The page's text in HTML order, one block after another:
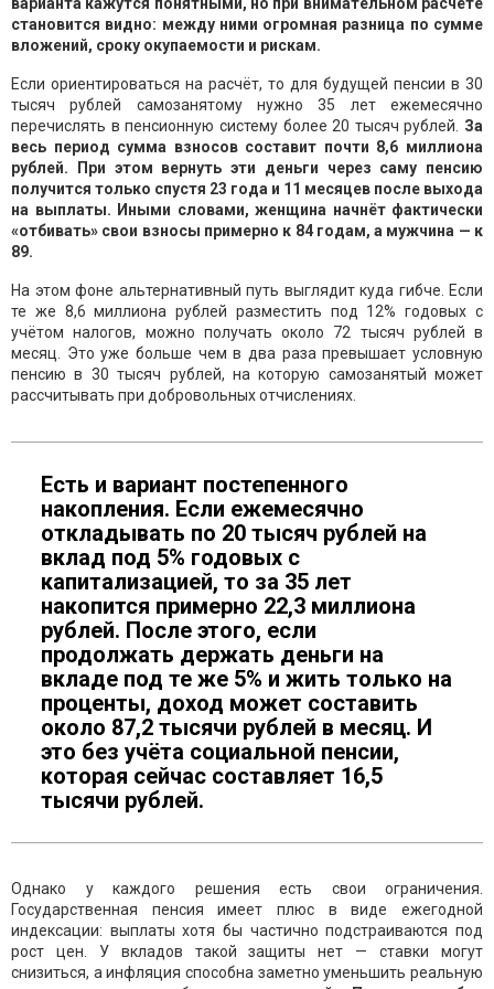
становится видно: между ними огромная разница по сумме
вложений, сроку окупаемости и рискам.
Если ориентироваться на расчёт, то для будущей пенсии в 30
тысяч рублей самозанятому нужно 35 лет ежемесячно
перечислять в пенсионную систему более 20 тысяч рублей. За
весь период сумма взносов составит почти 8,6 миллиона
рублей. При этом вернуть эти деньги через саму пенсию
получится только спустя 23 года и 11 месяцев после выхода
на выплаты. Иными словами, женщина начнёт фактически
«отбивать» свои взносы примерно к 84 годам, а мужчина — к
89.
На этом фоне альтернативный путь выглядит куда гибче. Если
те же 8,6 миллиона рублей разместить под 12% годовых с
учётом налогов, можно получать около 72 тысяч рублей в
месяц. Это уже больше чем в два раза превышает условную
пенсию в 30 тысяч рублей, на которую самозанятый может
рассчитывать при добровольных отчислениях.
Есть и вариант постепенного
накопления. Если ежемесячно
откладывать по 20 тысяч рублей на
вклад под 5% годовых с
капитализацией, то за 35 лет
накопится примерно 22,3 миллиона
рублей. После этого, если
продолжать держать деньги на
вкладе под те же 5% и жить только на
проценты, доход может составить
около 87,2 тысячи рублей в месяц. И
это без учёта социальной пенсии,
которая сейчас составляет 16,5
тысячи рублей.
Однако у каждого решения есть свои ограничения.
Государственная пенсия имеет плюс в виде ежегодной
индексации: выплаты хотя бы частично подстраиваются под
рост цен. У вкладов такой защиты нет — ставки могут
снизиться, а инфляция способна заметно уменьшить реальную